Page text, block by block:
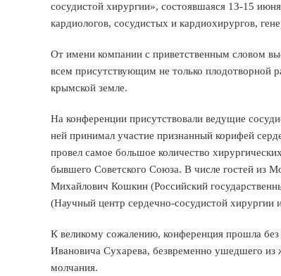
сосудистой хирургии», состоявшаяся 13-15
кардиологов, сосудистых и кардиохирургов,
От имени компании с приветственным словом
всем присутствующим не только плодотворной
крымской земле.
На конференции присутствовали ведущие
ней принимал участие признанный корифей
провел самое большое количество
бывшего Советского Союза. В числе гостей из
Михайлович Кошкин (Российский
(Научный центр сердечно-сосудистой
К великому сожалению, конференция прошла
Ивановича Сухарева, безвременно ушедшего из
молчания.